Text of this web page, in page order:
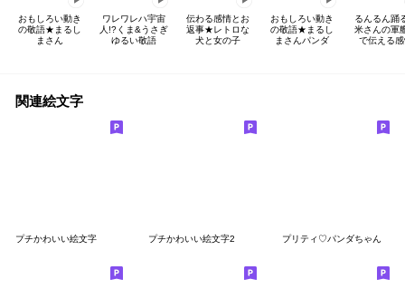
おもしろい動き
の敬語★まるし
まさん
ワレワレハ宇宙
人!?くま&うさぎ
ゆるい敬語
伝わる感情とお
返事★レトロな
犬と女の子
おもしろい動き
の敬語★まるし
まさんパンダ
るんるん踊
米さんの軍
で伝える
関連絵文字
プチかわいい絵文字 プチかわいい絵文字2 プリティ♡パンダちゃん